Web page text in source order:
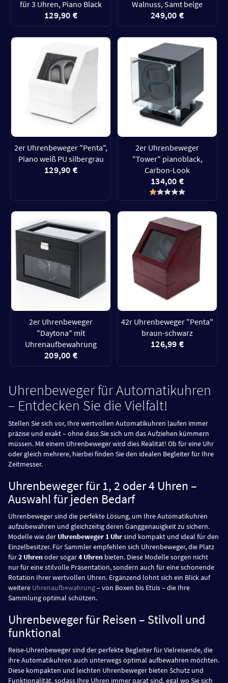
für 3 Uhren, Piano Black
129,90 €
Walnuss, Samt beige
249,00 €
2er Uhrenbeweger "Penta",
Piano weiß PU silbergrau
129,90 €
2er Uhrenbeweger
"Tower" pianoblack,
Carbon-Look
134,00 €
2er Uhrenbeweger
"Daytona" mit
Uhrenaufbewahrung
209,00 €
42r Uhrenbeweger "Penta"
braun-schwarz
126,99 €
Uhrenbeweger für Automatikuhren
– Entdecken Sie die Vielfalt!
Stellen Sie sich vor, Ihre wertvollen Automatikuhren laufen immer
präzise und exakt – ohne dass Sie sich um das Aufziehen kümmern
müssen. Mit einem Uhrenbeweger wird dies Realität! Ob für eine Uhr
oder gleich mehrere, hierbei finden Sie den idealen Begleiter für Ihre
Zeitmesser.
Uhrenbeweger für 1, 2 oder 4 Uhren –
Auswahl für jeden Bedarf
Uhrenbeweger sind die perfekte Lösung, um Ihre Automatikuhren
aufzubewahren und gleichzeitig deren Ganggenauigkeit zu sichern.
Modelle wie der Uhrenbeweger 1 Uhrsind kompakt und ideal für den
Einzelbesitzer. Für Sammler empfehlen sich Uhrenbeweger, die Platz
für2 Uhrenoder sogar4 Uhren bieten. Diese Modelle sorgen nicht
nur für eine stilvolle Präsentation, sondern auch für eine schonende
Rotation Ihrer wertvollen Uhren. Ergänzend lohnt sich ein Blick auf
weitere Uhrenaufbewahrung– von Boxen bis Etuis – die Ihre
Sammlung optimal schützen.
Uhrenbeweger für Reisen – Stilvoll und
funktional
Reise-Uhrenbeweger sind der perfekte Begleiter für Vielreisende, die
ihre Automatikuhren auch unterwegs optimal aufbewahren möchten.
Diese kompakten und leichten Uhrenbeweger bieten Schutz und
Funktionalität, sodass Ihre Uhren immer parat sind, egal wo Sie sich